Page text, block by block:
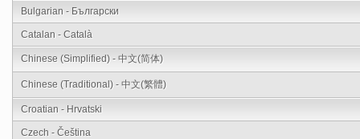
Bulgarian - Български
Catalan - Català
Chinese (Simplified) - 中文(简体)
Chinese (Traditional) - 中文(繁體)
Croatian - Hrvatski
Czech - Čeština